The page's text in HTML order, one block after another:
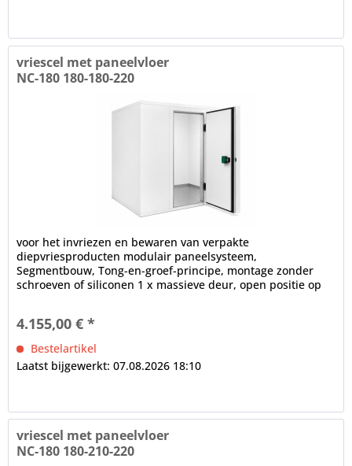
vriescel met paneelvloer
NC-180 180-180-220
voor het invriezen en bewaren van verpakte
diepvriesproducten modulair paneelsysteem,
Segmentbouw, Tong-en-groef-principe, montage zonder
schroeven of siliconen 1 x massieve deur, open positie op
4.155,00 € *
Bestelartikel
Laatst bijgewerkt: 07.08.2026 18:10
vriescel met paneelvloer
NC-180 180-210-220